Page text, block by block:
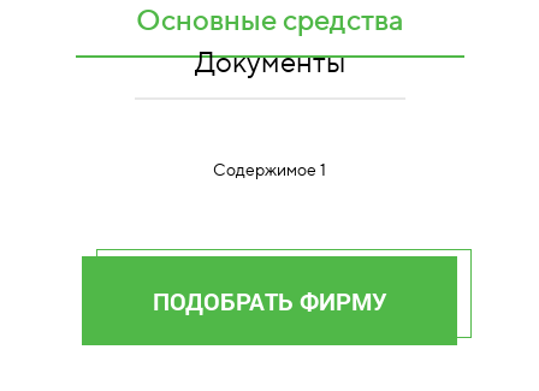
Основные средства
Документы
Содержимое 1
ПОДОБРАТЬ ФИРМУ